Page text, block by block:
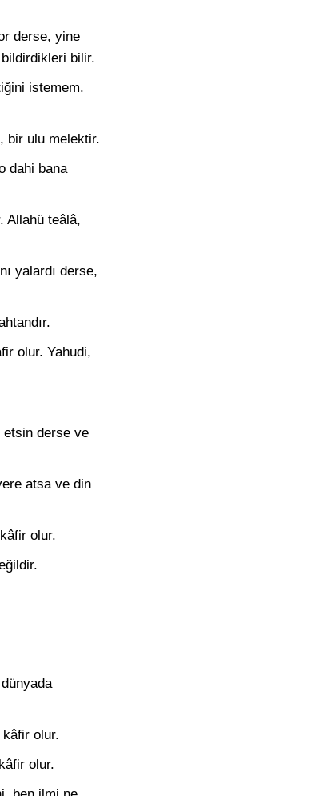
derse, yine
bilir.
istemem.
bir ulu melektir.
dahi bana
Allahü teâlâ,
yalardı derse,
olur. Yahudi,
etsin derse ve
atsa ve din
olur.
olur.
olur.